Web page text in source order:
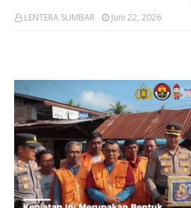
LENTERA SUMBAR Juni 22, 2026